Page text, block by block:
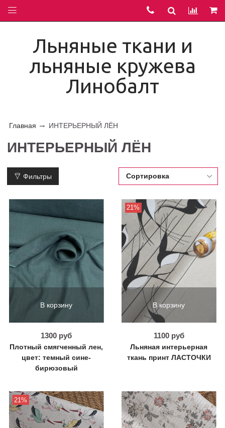
Льняные ткани и
льняные кружева
Линобалт
Главная ИНТЕРЬЕРНЫЙ ЛЁН
ИНТЕРЬЕРНЫЙ ЛЁН
Фильтры
В корзину
1300 руб
Плотный смягченный лен,
цвет: темный сине-
бирюзовый
В корзину
21%
1100 руб
Льняная интерьерная
ткань принт ЛАСТОЧКИ
21%